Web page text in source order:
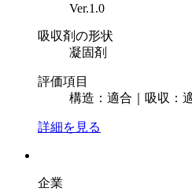
Ver.1.0
吸収剤の形状
凝固剤
評価項目
構造：適合｜吸収：
詳細を見る
企業